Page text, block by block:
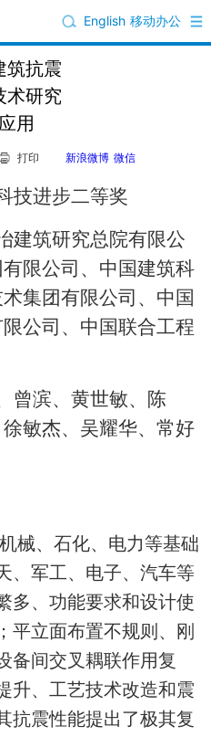
移动办公
English
筑抗震
术研究
用
打印 新浪微博 微信
技进步二等奖
建筑研究总院有限公
限公司、中国建筑科
集团有限公司、中国
公司、中国联合工程
曾滨、黄世敏、陈
敏杰、吴耀华、常好
械、石化、电力等基础
、军工、电子、汽车等
多、功能要求和设计使
平立面布置不规则、刚
备间交叉耦联作用复
升、工艺技术改造和震
抗震性能提出了极其复